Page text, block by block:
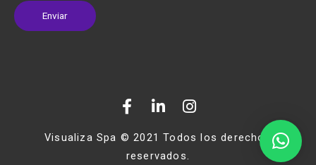
Enviar
Visualiza Spa © 2021 Todos los derechos
reservados.